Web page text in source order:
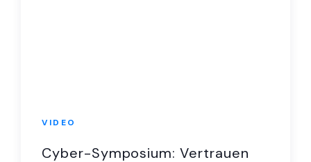
VIDEO
Cyber-Symposium: Vertrauen